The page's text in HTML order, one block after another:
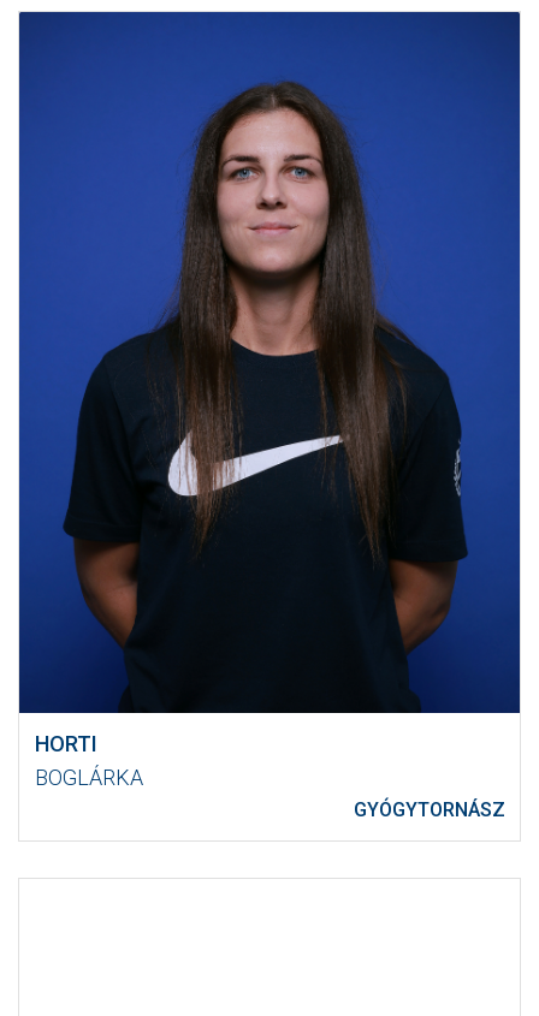
HORTI
BOGLÁRKA
GYÓGYTORNÁSZ